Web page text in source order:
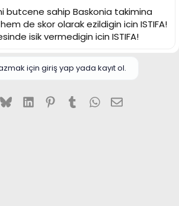
butcene sahip Baskonia takimina
de skor olarak ezildigin icin ISTIFA!
isik vermedigin icin ISTIFA!
için giriş yap yada kayıt ol.
(Twitter)
BlueskyLinkedInPinterest
TumblrWhatsApp
E-posta